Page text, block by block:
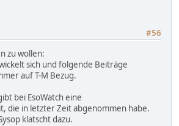
#56
zu wollen:
sich und folgende Beiträge
auf T-M Bezug.
bei EsoWatch eine
die in letzter Zeit abgenommen habe.
klatscht dazu.